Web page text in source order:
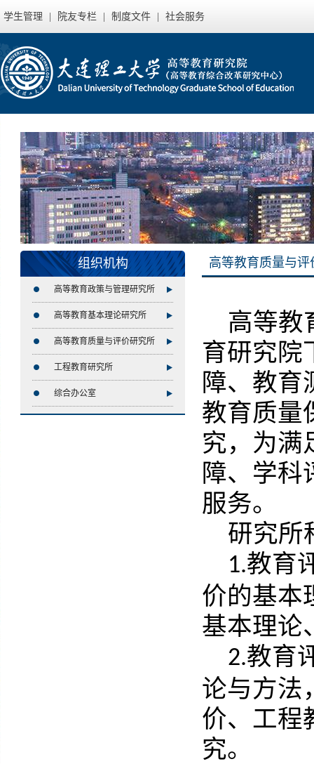
学生管理 院友专栏 制度文件 社会服务
组织机构
高等教育政策与管理研究所
高等教育基本理论研究所
高等教育质量与评价研究所
工程教育研究所
综合办公室
高等教育质量与评
高等教
育研究院
障、教育
教育质量
究，为满
障、学科
服务。
研究所
1.教育
价的基本
基本理论
2.教育
论与方法
价、 工程
究。